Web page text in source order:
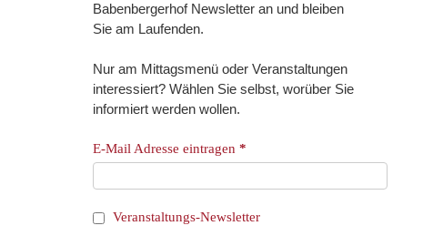
Babenbergerhof Newsletter an und bleiben
Sie am Laufenden.
Nur am Mittagsmenü oder Veranstaltungen
interessiert? Wählen Sie selbst, worüber Sie
informiert werden wollen.
E-Mail Adresse eintragen *
Veranstaltungs-Newsletter